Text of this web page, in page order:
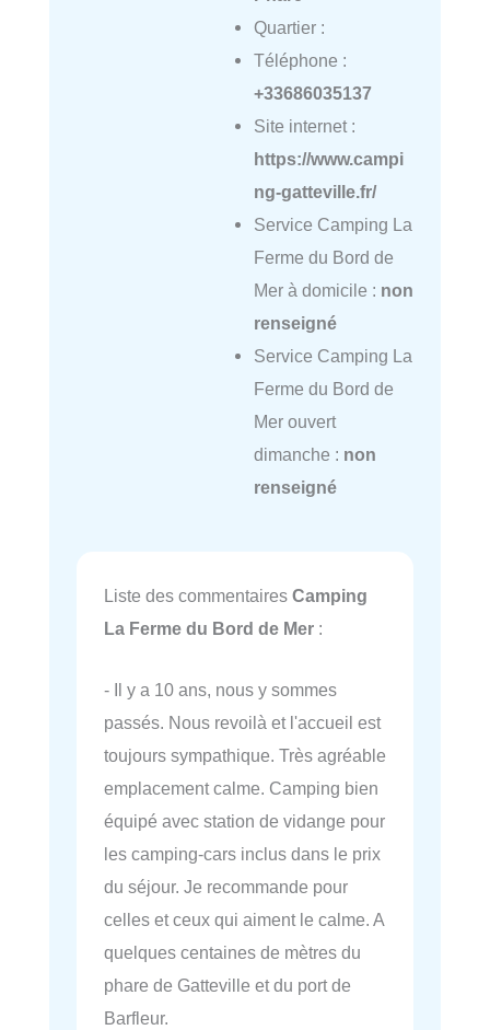
Quartier :
Téléphone :
+33686035137
Site internet :
https://www.campi
ng-gatteville.fr/
Service Camping La
Ferme du Bord de
Mer à domicile : non
renseigné
Service Camping La
Ferme du Bord de
Mer ouvert
dimanche : non
renseigné
Liste des commentaires Camping
La Ferme du Bord de Mer :
- Il y a 10 ans, nous y sommes
passés. Nous revoilà et l'accueil est
toujours sympathique. Très agréable
emplacement calme. Camping bien
équipé avec station de vidange pour
les camping-cars inclus dans le prix
du séjour. Je recommande pour
celles et ceux qui aiment le calme. A
quelques centaines de mètres du
phare de Gatteville et du port de
Barfleur.